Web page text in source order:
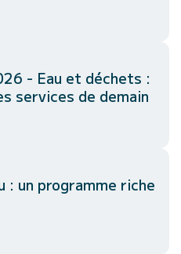
- Eau et déchets :
services de demain
: un programme riche